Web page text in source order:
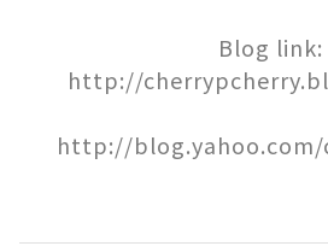
Blog link:
http://
http://blog.yahoo.com/